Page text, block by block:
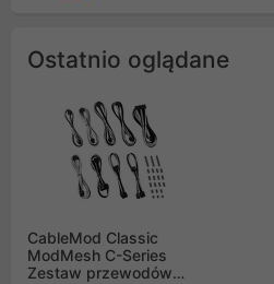
Ostatnio oglądane
CableMod Classic
ModMesh C-Series
Zestaw przewodów